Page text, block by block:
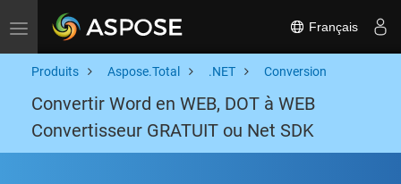
Toggle navigation Français
Produits Aspose.Total .NET Conversion
Convertir Word en WEB, DOT à WEB
Convertisseur GRATUIT ou Net SDK